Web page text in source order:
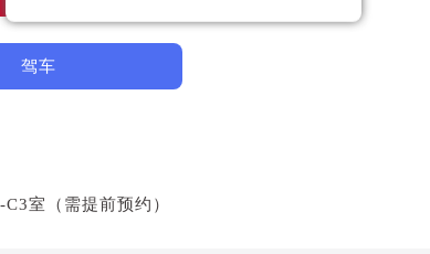
驾车
室（需提前预约）